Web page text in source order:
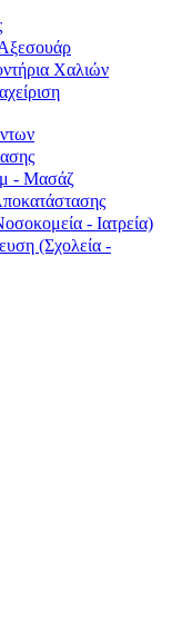
Χαλιών
- Μασάζ
- Ιατρεία)
(Σχολεία -